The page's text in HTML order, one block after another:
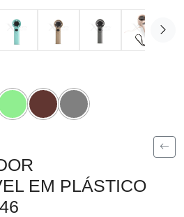
EM PLÁSTICO